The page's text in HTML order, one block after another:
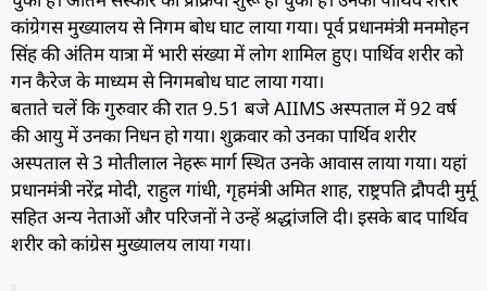
कांग्रेगस मुख्यालय से निगम बोध घाट लाया गया। पूर्व प्रधानमंत्री मनमोहन
सिंह की अंतिम यात्रा में भारी संख्या में लोग शामिल हुए। पार्थिव शरीर को
गन कैरेज के माध्यम से निगमबोध घाट लाया गया।
बताते चलें कि गुरुवार की रात 9.51 बजे AIIMS अस्पताल में 92 वर्ष
की आयु में उनका निधन हो गया। शुक्रवार को उनका पार्थिव शरीर
अस्पताल से 3 मोतीलाल नेहरू मार्ग स्थित उनके आवास लाया गया। यहां
प्रधानमंत्री नरेंद्र मोदी, राहुल गांधी, गृहमंत्री अमित शाह, राष्ट्रपति द्रौपदी मुर्मू
सहित अन्य नेताओं और परिजनों ने उन्हें श्रद्धांजलि दी। इसके बाद पार्थिव
शरीर को कांग्रेस मुख्यालय लाया गया।